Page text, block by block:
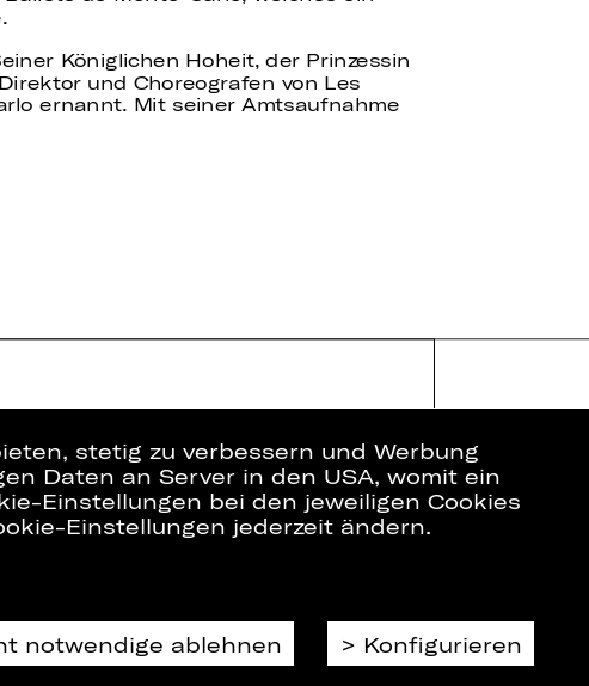
Königlichen Hoheit, der Prinzessin
und Choreografen von Les
ernannt. Mit seiner Amtsaufnahme
Cookies
stetig zu verbessern und Werbung
Daten an Server in den USA, womit ein
Einstellungen bei den jeweiligen Cookies
Einstellungen jederzeit ändern.
notwendige ablehnen Konfigurieren